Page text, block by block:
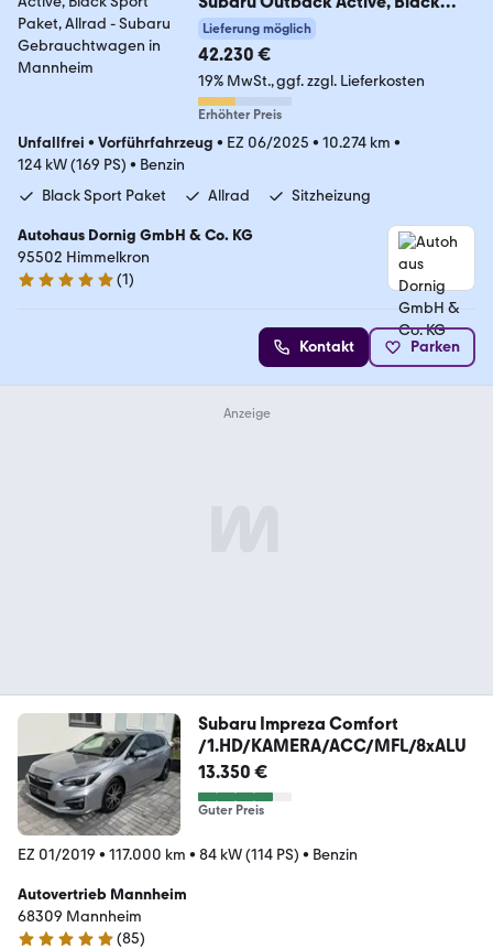
Sport Paket, Allrad
Lieferung möglich
42.230 €
19% MwSt. ggf. zzgl. Lieferkosten
Erhöhter Preis
Unfallfrei • Vorführfahrzeug • EZ 06/2025 • 10.274 km •
124 kW (169 PS) • Benzin
Black Sport Paket
Allrad Sitzheizung
Autohaus Dornig GmbH & Co. KG
95502 Himmelkron
5 Sterne
(1)
Kontakt Parken
Subaru Impreza Comfort
/1.HD/KAMERA/ACC/MFL/8xALU
13.350 €
Guter Preis
EZ 01/2019 • 117.000 km • 84 kW (114 PS) • Benzin
Autovertrieb Mannheim
68309 Mannheim
(85)